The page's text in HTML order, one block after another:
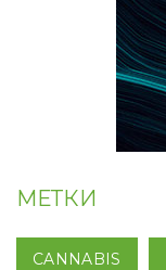
МЕТКИ
CANNABIS